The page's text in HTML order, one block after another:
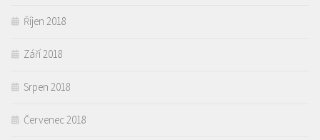
Říjen 2018
Září 2018
Srpen 2018
Červenec 2018